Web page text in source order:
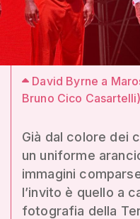
David Byrne a
Bruno Cico Casartelli)
Già dal colore dei
un uniforme
immagini
l’invito è quello a
fotografia della